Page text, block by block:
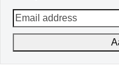
Email
address